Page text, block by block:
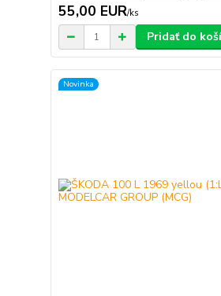
55,00 EUR/ks
Pridať do
Novinka